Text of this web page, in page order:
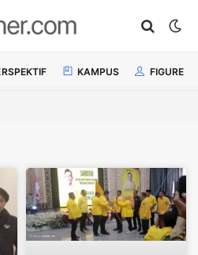
KAMPUS FIGURE